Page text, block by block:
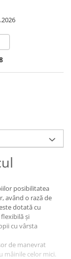
posibilitatea
având o rază de
dotată cu
și
cu vârsta
de manevrat
mâinile celor mici.